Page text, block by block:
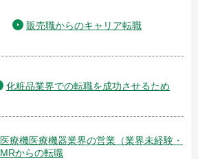
販売職からのキャリア転職
化粧品業界での転職を成功させるため
医療機医療機器業界の営業（業界未経験・
MRからの転職